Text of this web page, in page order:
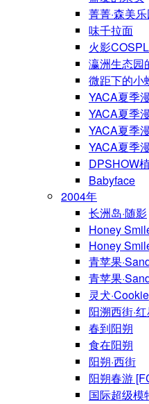
菁菁·森美
味千拉面
火影
瀛洲生态园
微距下的小
YACA夏季
YACA夏季
YACA夏季
YACA夏季
DPSHOW
Babyface
2004年
长洲岛·随影
Honey
Honey
青苹果
青苹果
灵犬·Cookie
阳溯西街·
春到阳朔
食在阳朔
阳朔·西街
阳朔春游
国际超级模